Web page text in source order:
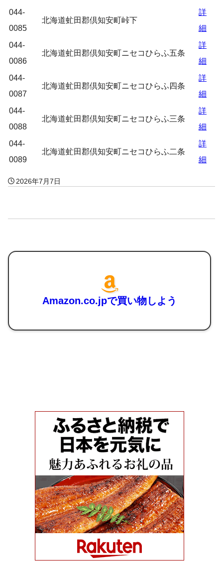
044-
0085
北海道虻田郡倶知安町峠下
詳
細
044-
0086
北海道虻田郡倶知安町ニセコひらふ五条
詳
細
044-
0087
北海道虻田郡倶知安町ニセコひらふ四条
詳
細
044-
0088
北海道虻田郡倶知安町ニセコひらふ三条
詳
細
044-
0089
北海道虻田郡倶知安町ニセコひらふ二条
詳
細
2026年7月7日
Amazon.co.jpで買い物しよう